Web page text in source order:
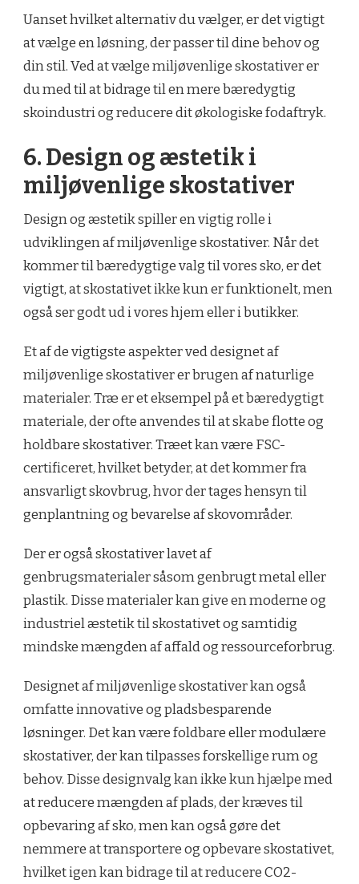
Uanset hvilket alternativ du vælger, er det vigtigt
at vælge en løsning, der passer til dine behov og
din stil. Ved at vælge miljøvenlige skostativer er
du med til at bidrage til en mere bæredygtig
skoindustri og reducere dit økologiske fodaftryk.
6. Design og æstetik i
miljøvenlige skostativer
Design og æstetik spiller en vigtig rolle i
udviklingen af miljøvenlige skostativer. Når det
kommer til bæredygtige valg til vores sko, er det
vigtigt, at skostativet ikke kun er funktionelt, men
også ser godt ud i vores hjem eller i butikker.
Et af de vigtigste aspekter ved designet af
miljøvenlige skostativer er brugen af naturlige
materialer. Træ er et eksempel på et bæredygtigt
materiale, der ofte anvendes til at skabe flotte og
holdbare skostativer. Træet kan være FSC-
certificeret, hvilket betyder, at det kommer fra
ansvarligt skovbrug, hvor der tages hensyn til
genplantning og bevarelse af skovområder.
Der er også skostativer lavet af
genbrugsmaterialer såsom genbrugt metal eller
plastik. Disse materialer kan give en moderne og
industriel æstetik til skostativet og samtidig
mindske mængden af affald og ressourceforbrug.
Designet af miljøvenlige skostativer kan også
omfatte innovative og pladsbesparende
løsninger. Det kan være foldbare eller modulære
skostativer, der kan tilpasses forskellige rum og
behov. Disse designvalg kan ikke kun hjælpe med
at reducere mængden af plads, der kræves til
opbevaring af sko, men kan også gøre det
nemmere at transportere og opbevare skostativet,
hvilket igen kan bidrage til at reducere CO2-